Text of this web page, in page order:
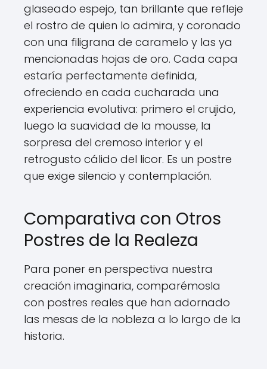
glaseado espejo, tan brillante que refleje
el rostro de quien lo admira, y coronado
con una filigrana de caramelo y las ya
mencionadas hojas de oro. Cada capa
estaría perfectamente definida,
ofreciendo en cada cucharada una
experiencia evolutiva: primero el crujido,
luego la suavidad de la mousse, la
sorpresa del cremoso interior y el
retrogusto cálido del licor. Es un postre
que exige silencio y contemplación.
Comparativa con Otros
Postres de la Realeza
Para poner en perspectiva nuestra
creación imaginaria, comparémosla
con postres reales que han adornado
las mesas de la nobleza a lo largo de la
historia.